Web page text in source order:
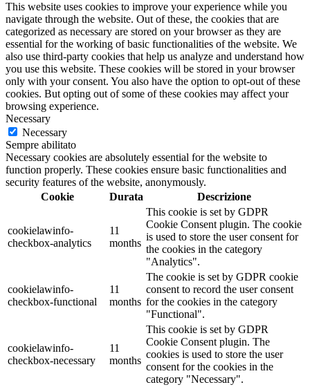
This website uses cookies to improve your experience while you
navigate through the website. Out of these, the cookies that are
categorized as necessary are stored on your browser as they are
essential for the working of basic functionalities of the website. We
also use third-party cookies that help us analyze and understand how
you use this website. These cookies will be stored in your browser
only with your consent. You also have the option to opt-out of these
cookies. But opting out of some of these cookies may affect your
browsing experience.
Necessary
Necessary
Sempre abilitato
Necessary cookies are absolutely essential for the website to
function properly. These cookies ensure basic functionalities and
security features of the website, anonymously.
Cookie
Durata Descrizione
cookielawinfo-
checkbox-analytics
11
months
This cookie is set by GDPR
Cookie Consent plugin. The cookie
is used to store the user consent for
the cookies in the category
"Analytics".
cookielawinfo-
checkbox-functional
11
months
The cookie is set by GDPR cookie
consent to record the user consent
for the cookies in the category
"Functional".
cookielawinfo-
checkbox-necessary
11
months
This cookie is set by GDPR
Cookie Consent plugin. The
cookies is used to store the user
consent for the cookies in the
category "Necessary".